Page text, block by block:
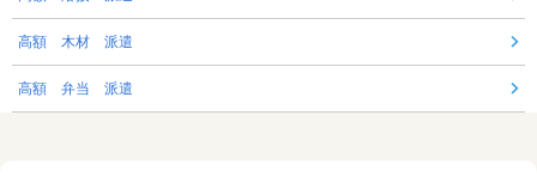
高額 木材 派遣
高額 弁当 派遣